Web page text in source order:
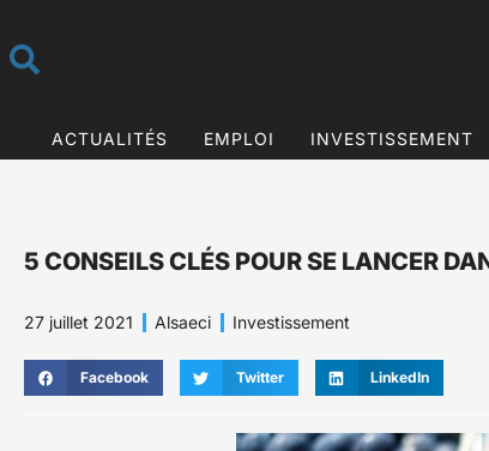
ACTUALITÉS EMPLOI INVESTISSEMENT
5 CONSEILS CLÉS POUR SE LANCER
27 juillet 2021 Alsaeci Investissement
Facebook Twitter LinkedIn